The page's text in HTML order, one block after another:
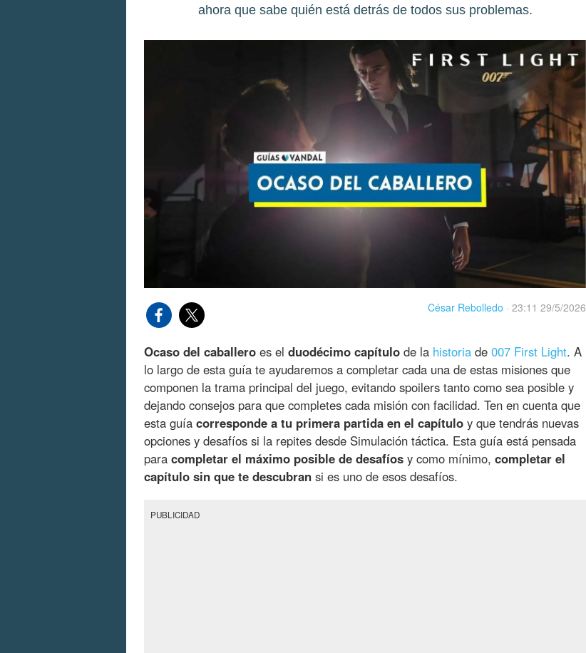
ahora que sabe quién está detrás de todos sus problemas.
César Rebolledo · 23:11 29/5/2026
Ocaso del caballero es el duodécimo capítulo de la historia de 007 First Light. A
lo largo de esta guía te ayudaremos a completar cada una de estas misiones que
componen la trama principal del juego, evitando spoilers tanto como sea posible y
dejando consejos para que completes cada misión con facilidad. Ten en cuenta que
esta guía corresponde a tu primera partida en el capítulo y que tendrás nuevas
opciones y desafíos si la repites desde Simulación táctica. Esta guía está pensada
para completar el máximo posible de desafíos y como mínimo, completar el
capítulo sin que te descubran si es uno de esos desafíos.
PUBLICIDAD